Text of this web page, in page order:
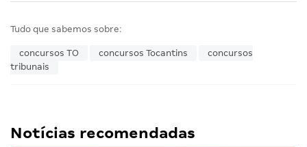
Tudo que sabemos sobre:
concursos TO concursos Tocantins
concursos
tribunais
Notícias recomendadas